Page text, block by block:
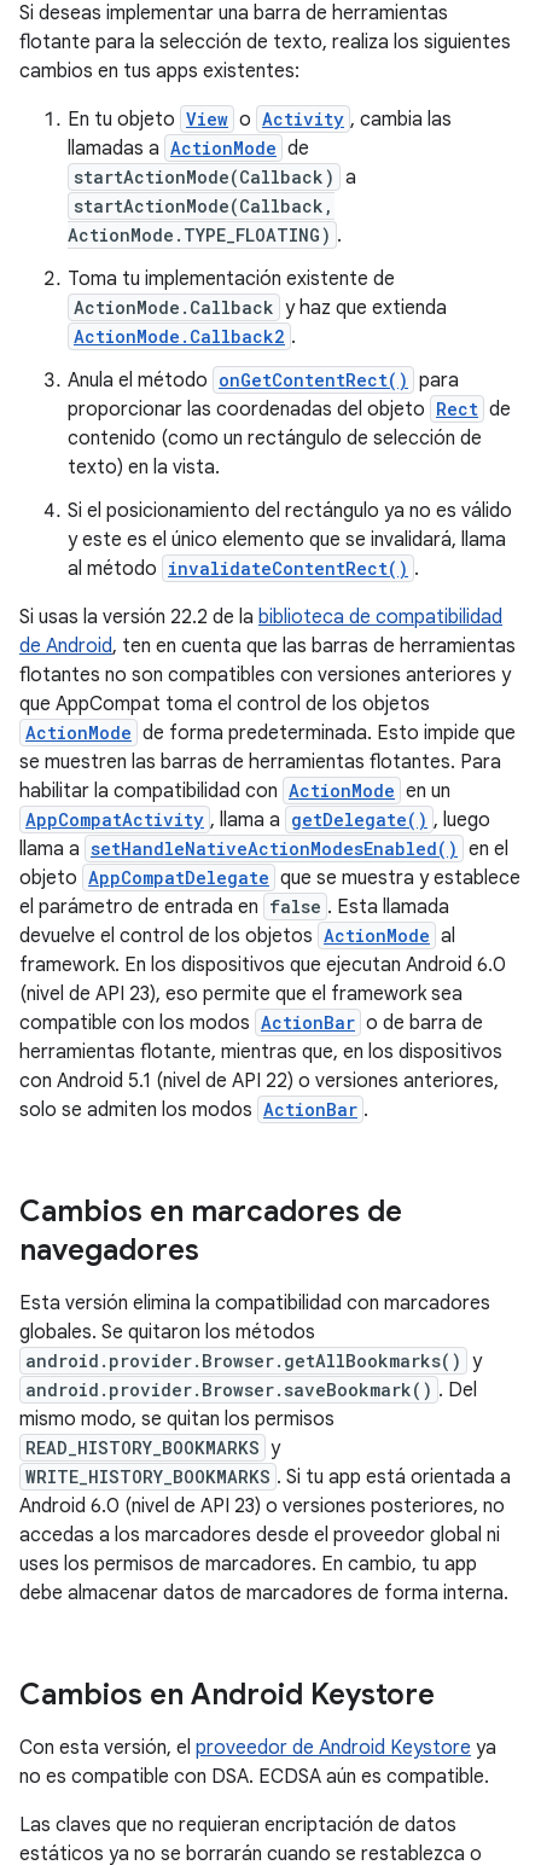
Si deseas implementar una barra de herramientas
flotante para la selección de texto, realiza los siguientes
cambios en tus apps existentes:
En tu objeto View o Activity , cambia las
llamadas a ActionMode de
startActionMode(Callback) a
startActionMode(Callback,
ActionMode.TYPE_FLOATING) .
Toma tu implementación existente de
ActionMode.Callback y haz que extienda
ActionMode.Callback2 .
Anula el método onGetContentRect() para
proporcionar las coordenadas del objeto Rect de
contenido (como un rectángulo de selección de
texto) en la vista.
Si el posicionamiento del rectángulo ya no es válido
y este es el único elemento que se invalidará, llama
al método invalidateContentRect() .
Si usas la versión 22.2 de la biblioteca de compatibilidad
de Android, ten en cuenta que las barras de herramientas
flotantes no son compatibles con versiones anteriores y
que AppCompat toma el control de los objetos
ActionMode de forma predeterminada. Esto impide que
se muestren las barras de herramientas flotantes. Para
habilitar la compatibilidad con ActionMode en un
AppCompatActivity , llama a getDelegate() , luego
llama a setHandleNativeActionModesEnabled() en el
objeto AppCompatDelegate que se muestra y establece
el parámetro de entrada en false . Esta llamada
devuelve el control de los objetos ActionMode al
framework. En los dispositivos que ejecutan Android 6.0
(nivel de API 23), eso permite que el framework sea
compatible con los modos ActionBar o de barra de
herramientas flotante, mientras que, en los dispositivos
con Android 5.1 (nivel de API 22) o versiones anteriores,
solo se admiten los modos ActionBar .
Cambios en marcadores de
navegadores
Esta versión elimina la compatibilidad con marcadores
globales. Se quitaron los métodos
android.provider.Browser.getAllBookmarks() y
android.provider.Browser.saveBookmark() . Del
mismo modo, se quitan los permisos
READ_HISTORY_BOOKMARKS y
WRITE_HISTORY_BOOKMARKS . Si tu app está orientada a
Android 6.0 (nivel de API 23) o versiones posteriores, no
accedas a los marcadores desde el proveedor global ni
uses los permisos de marcadores. En cambio, tu app
debe almacenar datos de marcadores de forma interna.
Cambios en Android Keystore
Con esta versión, el proveedor de Android Keystore ya
no es compatible con DSA. ECDSA aún es compatible.
Las claves que no requieran encriptación de datos
estáticos ya no se borrarán cuando se restablezca o